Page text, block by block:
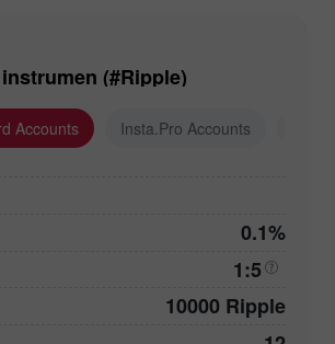
instrumen (#Ripple)
Accounts Insta.Pro Accounts
0.1%
1:5
10000 Ripple